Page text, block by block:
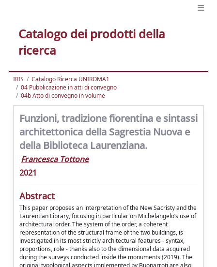
Catalogo dei prodotti della
ricerca
IRIS
Catalogo Ricerca UNIROMA1
04 Pubblicazione in atti di convegno
04b Atto di convegno in volume
Funzioni, tradizione fiorentina e sintassi
architettonica della Sagrestia Nuova e
della Biblioteca Laurenziana.
Francesca Tottone
2021
Abstract
This paper proposes an interpretation of the New Sacristy and the
Laurentian Library, focusing in particular on Michelangelo’s use of
architectural order. The system of the order, a coherent
representation of the structural frame of the two buildings, is
investigated in its most strictly architectural features - syntax,
proportions, role - thanks also to the dimensional data acquired
during the surveys conducted inside the monuments (2019). The
original typological aspects implemented by Buonarroti are also